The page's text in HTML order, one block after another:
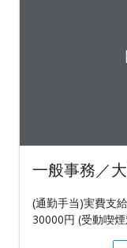
一般事務／
(通勤手当)実費支
30000円 (受動喫